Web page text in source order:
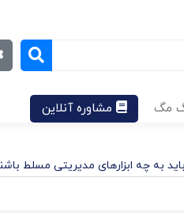
مگ مشاوره آنلاین
به چه ابزارهای مدیریتی مسلط